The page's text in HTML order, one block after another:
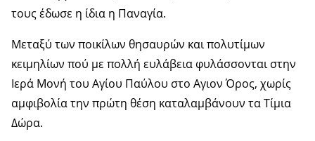
τους έδωσε η ίδια η Παναγία.
Μεταξύ των ποικίλων θησαυρών και πολυτίμων
κειμηλίων πού με πολλή ευλάβεια φυλάσσονται στην
Ιερά Μονή του Αγίου Παύλου στο Αγιον Όρος, χωρίς
αμφιβολία την πρώτη θέση καταλαμβάνουν τα Τίμια
Δώρα.